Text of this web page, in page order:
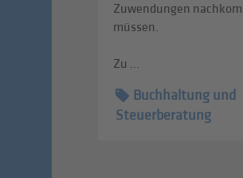
Zuwendungen
müssen.
Zu ...
Buchhaltung und
Steuerberatung